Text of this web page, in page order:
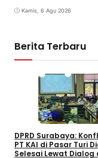
Kamis, 6 Agu 2026
Berita Terbaru
Politik
DPRD Surabaya:
PT KAI di Pasar Turi
Selesai Lewat Dialog